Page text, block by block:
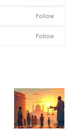
Follow
Follow